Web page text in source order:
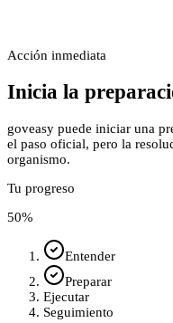
Acción inmediata
Inicia la
goveasy puede iniciar una
el paso oficial, pero la
organismo.
Tu progreso
50%
Entender
Preparar
Ejecutar
Seguimiento